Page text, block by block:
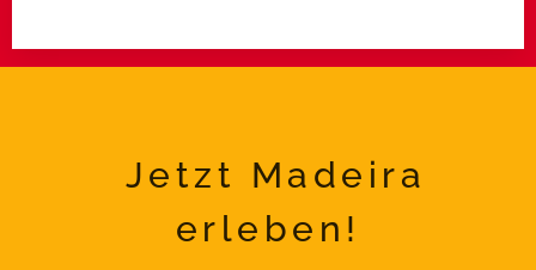
Jetzt Madeira
erleben!